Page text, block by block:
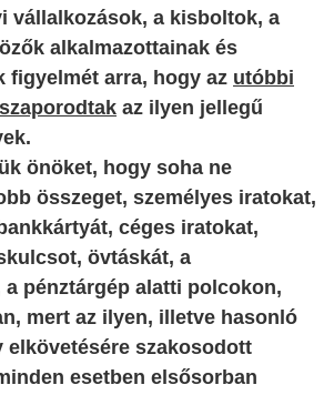
vállalkozások, a kisboltok, a
alkalmazottainak és
figyelmét arra, hogy az utóbbi
az ilyen jellegű
önöket, hogy soha ne
összeget, személyes iratokat,
céges iratokat,
övtáskát, a
a pénztárgép alatti polcokon,
mert az ilyen, illetve hasonló
elkövetésére szakosodott
esetben elsősorban